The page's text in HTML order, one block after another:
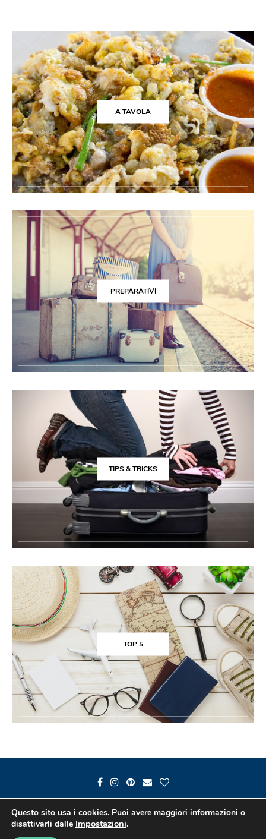
A TAVOLA
PREPARATIVI
TIPS & TRICKS
TOP 5
@2019 - Passaporto e Colori -
Questo sito usa i cookies. Puoi avere maggiori informazioni o
disattivarli dalle Impostazioni.